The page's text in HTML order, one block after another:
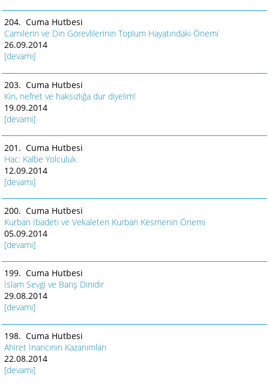
204. Cuma Hutbesi
Camilerin ve Din Görevlilerinin Toplum Hayatındaki Önemi
26.09.2014
[devamı]
203. Cuma Hutbesi
Kin, nefret ve haksızlığa dur diyelim!
19.09.2014
[devamı]
201. Cuma Hutbesi
Hac: Kalbe Yolculuk
12.09.2014
[devamı]
200. Cuma Hutbesi
Kurban İbadeti ve Vekaleten Kurban Kesmenin Önemi
05.09.2014
[devamı]
199. Cuma Hutbesi
İslam Sevgi ve Barış Dinidir
29.08.2014
[devamı]
198. Cuma Hutbesi
Ahiret İnancının Kazanımları
22.08.2014
[devamı]